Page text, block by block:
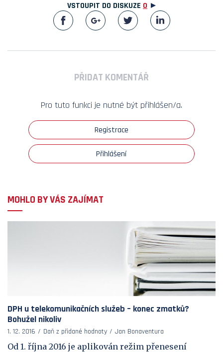
VSTOUPIT DO DISKUZE 0
PŘIDAT KOMENTÁŘ
Pro tuto funkci je nutné být přihlášen/a.
Registrace
Přihlášení
MOHLO BY VÁS ZAJÍMAT
DPH u telekomunikačních služeb – konec zmatků?
Bohužel nikoliv
1. 12. 2016 Daň z přidané hodnoty Jan Bonaventura
Od 1. října 2016 je aplikován režim přenesení